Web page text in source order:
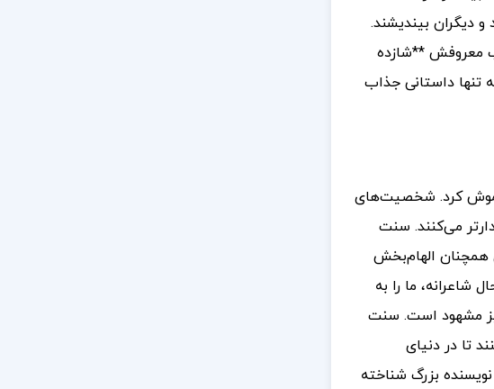
دیگران بیندیشند.
معروفش **شازده
تنها داستانی جذاب
کرد. شخصیت‌های
می‌کنند. سنت
همچنان الهام‌بخش
شاعرانه، ما را به
نیز مشهود است. سنت
تا در دنیای
بزرگ شناخته